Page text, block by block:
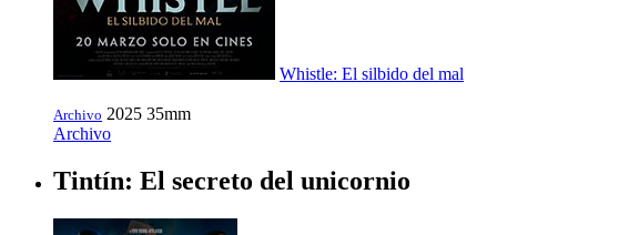
Whistle: El silbido del mal
Archivo 2025 35mm
Archivo
Tintín: El secreto del unicornio